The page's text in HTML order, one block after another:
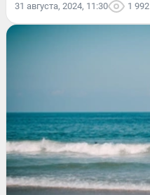
31 августа, 2024, 11:30 1 992